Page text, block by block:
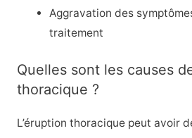
Aggravation des
traitement
Quelles sont les causes
thoracique ?
L’éruption thoracique peut avoir